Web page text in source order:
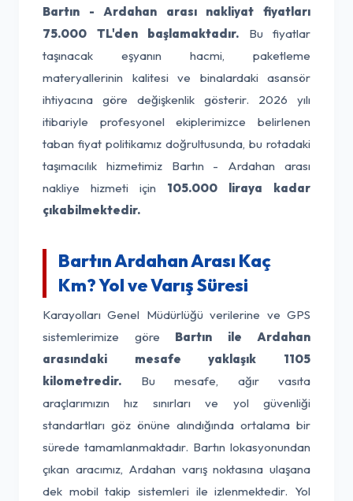
Bartın - Ardahan arası nakliyat fiyatları
75.000 TL'den başlamaktadır. Bu fiyatlar
taşınacak eşyanın hacmi, paketleme
materyallerinin kalitesi ve binalardaki asansör
ihtiyacına göre değişkenlik gösterir. 2026 yılı
itibariyle profesyonel ekiplerimizce belirlenen
taban fiyat politikamız doğrultusunda, bu rotadaki
taşımacılık hizmetimiz Bartın - Ardahan arası
nakliye hizmeti için 105.000 liraya kadar
çıkabilmektedir.
Bartın Ardahan Arası Kaç
Km? Yol ve Varış Süresi
Karayolları Genel Müdürlüğü verilerine ve GPS
sistemlerimize göre Bartın ile Ardahan
arasındaki mesafe yaklaşık 1105
kilometredir. Bu mesafe, ağır vasıta
araçlarımızın hız sınırları ve yol güvenliği
standartları göz önüne alındığında ortalama bir
sürede tamamlanmaktadır. Bartın lokasyonundan
çıkan aracımız, Ardahan varış noktasına ulaşana
dek mobil takip sistemleri ile izlenmektedir. Yol